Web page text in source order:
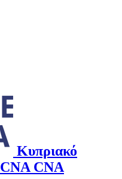
Κυπριακό
CNA CNA